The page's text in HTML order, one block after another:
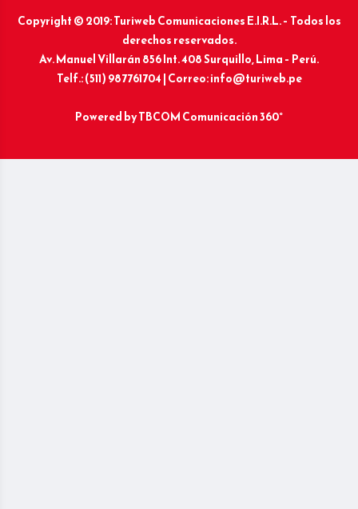
Copyright © 2019: Turiweb Comunicaciones E.I.R.L. – Todos los
derechos reservados.
Av. Manuel Villarán 856 Int. 408 Surquillo, Lima – Perú.
Telf.: (511) 987761704 | Correo: info@turiweb.pe
Powered byTBCOM Comunicación 360°